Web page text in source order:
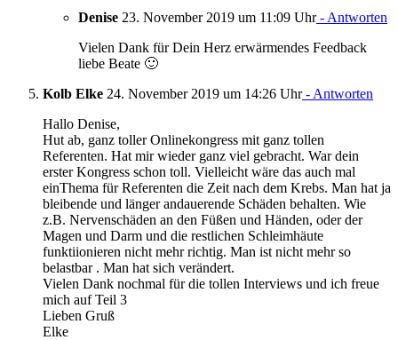
Denise 23. November 2019 um 11:09 Uhr- Antworten
Vielen Dank für Dein Herz erwärmendes Feedback
liebe Beate 🙂
Kolb Elke 24. November 2019 um 14:26 Uhr- Antworten
Hallo Denise,
Hut ab, ganz toller Onlinekongress mit ganz tollen
Referenten. Hat mir wieder ganz viel gebracht. War dein
erster Kongress schon toll. Vielleicht wäre das auch mal
einThema für Referenten die Zeit nach dem Krebs. Man hat ja
bleibende und länger andauerende Schäden behalten. Wie
z.B. Nervenschäden an den Füßen und Händen, oder der
Magen und Darm und die restlichen Schleimhäute
funktiionieren nicht mehr richtig. Man ist nicht mehr so
belastbar . Man hat sich verändert.
Vielen Dank nochmal für die tollen Interviews und ich freue
mich auf Teil 3
Lieben Gruß
Elke